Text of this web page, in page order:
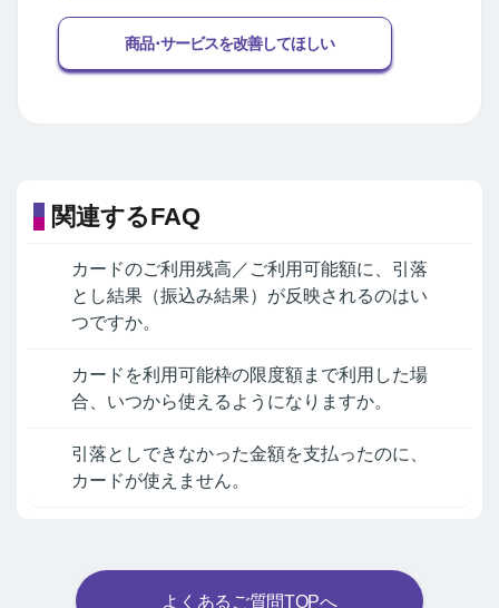
商品･サービスを改善してほしい
関連するFAQ
カードのご利用残高／ご利用可能額に、引落
とし結果（振込み結果）が反映されるのはい
つですか。
カードを利用可能枠の限度額まで利用した場
合、いつから使えるようになりますか。
引落としできなかった金額を支払ったのに、
カードが使えません。
よくあるご質問TOPへ